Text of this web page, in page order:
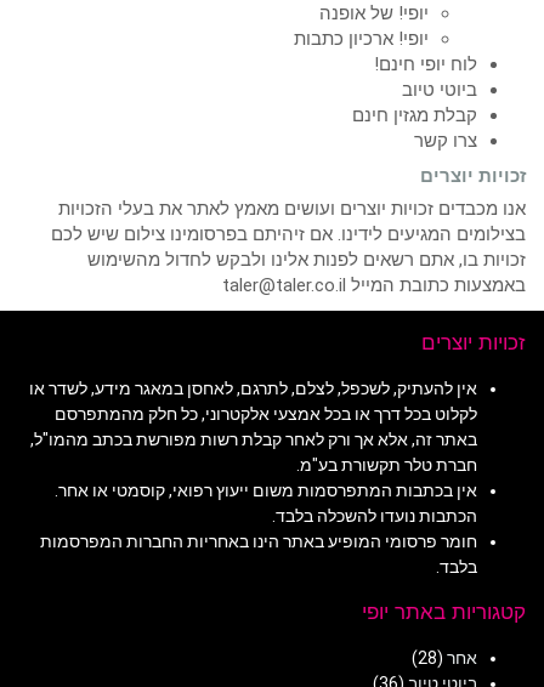
יופי! של אופנה
יופי! ארכיון כתבות
לוח יופי חינם!
ביוטי טיוב
קבלת מגזין חינם
צרו קשר
זכויות יוצרים
אנו מכבדים זכויות יוצרים ועושים מאמץ לאתר את בעלי הזכויות
בצילומים המגיעים לידינו. אם זיהיתם בפרסומינו צילום שיש לכם
זכויות בו, אתם רשאים לפנות אלינו ולבקש לחדול מהשימוש
באמצעות כתובת המייל taler@taler.co.il
זכויות יוצרים
אין להעתיק, לשכפל, לצלם, לתרגם, לאחסן במאגר מידע, לשדר או
לקלוט בכל דרך או בכל אמצעי אלקטרוני, כל חלק מהמתפרסם
באתר זה, אלא אך ורק לאחר קבלת רשות מפורשת בכתב מהמו"ל,
חברת טלר תקשורת בע"מ.
אין בכתבות המתפרסמות משום ייעוץ רפואי, קוסמטי או אחר.
הכתבות נועדו להשכלה בלבד.
חומר פרסומי המופיע באתר הינו באחריות החברות המפרסמות
בלבד.
קטגוריות באתר יופי
אחר (28)